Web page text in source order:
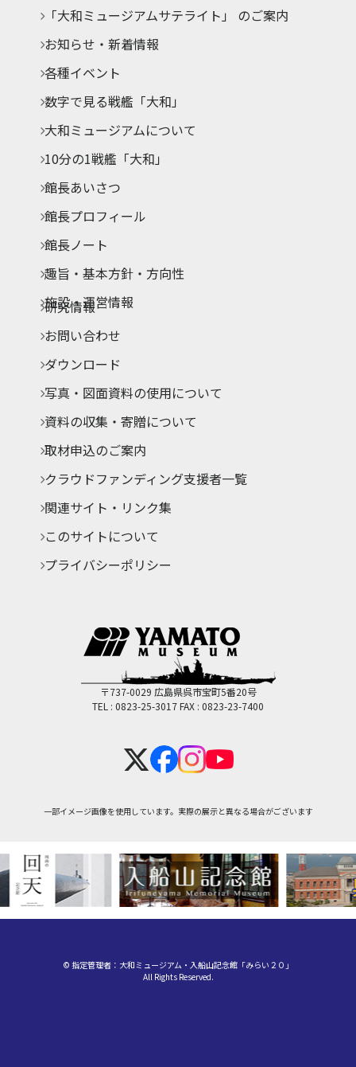
「大和ミュージアムサテライト」 のご案内
お知らせ・新着情報
各種イベント
数字で見る戦艦「大和」
大和ミュージアムについて
10分の1戦艦「大和」
館長あいさつ
館長プロフィール
館長ノート
趣旨・基本方針・方向性
施設・運営情報
研究情報
お問い合わせ
ダウンロード
写真・図面資料の使用について
資料の収集・寄贈について
取材申込のご案内
クラウドファンディング支援者一覧
関連サイト・リンク集
このサイトについて
プライバシーポリシー
〒737-0029 広島県呉市宝町5番20号
TEL : 0823-25-3017FAX : 0823-23-7400
一部イメージ画像を使用しています。実際の展示と異なる場合がございます
© 指定管理者：大和ミュージアム・入船山記念館「みらい２０」
All Rights Reserved.